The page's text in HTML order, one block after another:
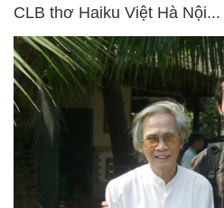
CLB thơ Haiku Việt Hà Nội...